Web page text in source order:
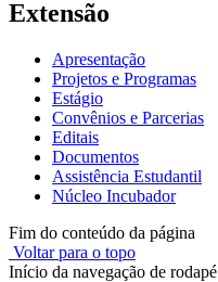
Extensão
Apresentação
Projetos e Programas
Estágio
Convênios e Parcerias
Editais
Documentos
Assistência Estudantil
Núcleo Incubador
Fim do conteúdo da página
Voltar para o topo
Início da navegação de rodapé